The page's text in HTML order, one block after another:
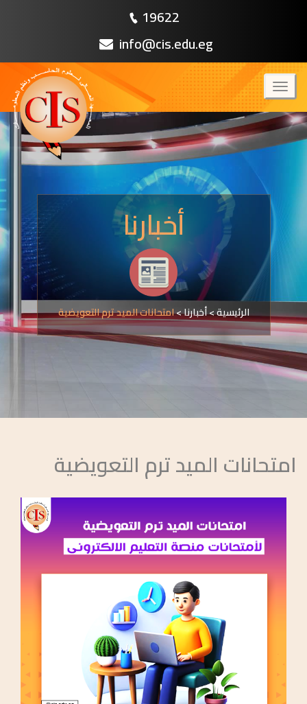
19622
info@cis.edu.eg
أخبارنا
الرئيسية>أخبارنا>امتحانات الميد ترم التعويضية
امتحانات الميد ترم التعويضية